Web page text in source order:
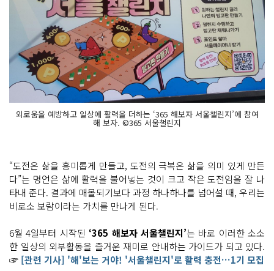
외로움을 예방하고 일상에 활력을 더하는 ‘365 해보자 서울챌린지’에 참여
해 보자. ©365 서울챌린지
“도전은 삶을 흥미롭게 만들고, 도전의 극복은 삶을 의미 있게 만든
다”는 명언은 삶에 활력을 불어넣는 것이 크고 작은 도전임을 잘 나
타내 준다. 결과에 매몰되기보다 과정 하나하나를 넘어설 때, 우리는
비로소 보람이라는 가치를 만나게 된다.
6월 4일부터 시작된 ‘365 해보자 서울챌린지’는 바로 이러한 소소
한 일상의 외부활동을 즐거운 재미로 안내하는 가이드가 되고 있다.
☞ [관련 기사] '해'보는 거야! '서울챌린지'로 활력 충전…1기 모집